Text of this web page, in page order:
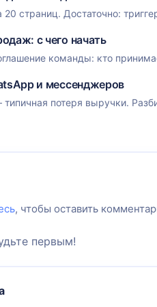
страниц. Достаточно:
с чего начать
команды: кто
и мессенджеров
потеря выручки.
, чтобы оставить
первым!